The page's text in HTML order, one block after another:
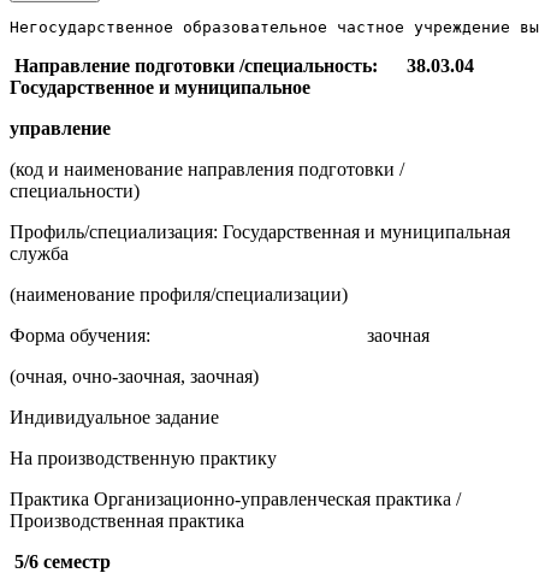
Негосударственное образовательное частное учреждение
Направление подготовки /специальность: 38.03.04
Государственное и муниципальное
управление
(код и наименование направления подготовки /
специальности)
Профиль/специализация: Государственная и муниципальная
служба
(наименование профиля/специализации)
Форма обучения: заочная
(очная, очно-заочная, заочная)
Индивидуальное задание
На производственную практику
Практика Организационно-управленческая практика /
Производственная практика
5/6 семестр